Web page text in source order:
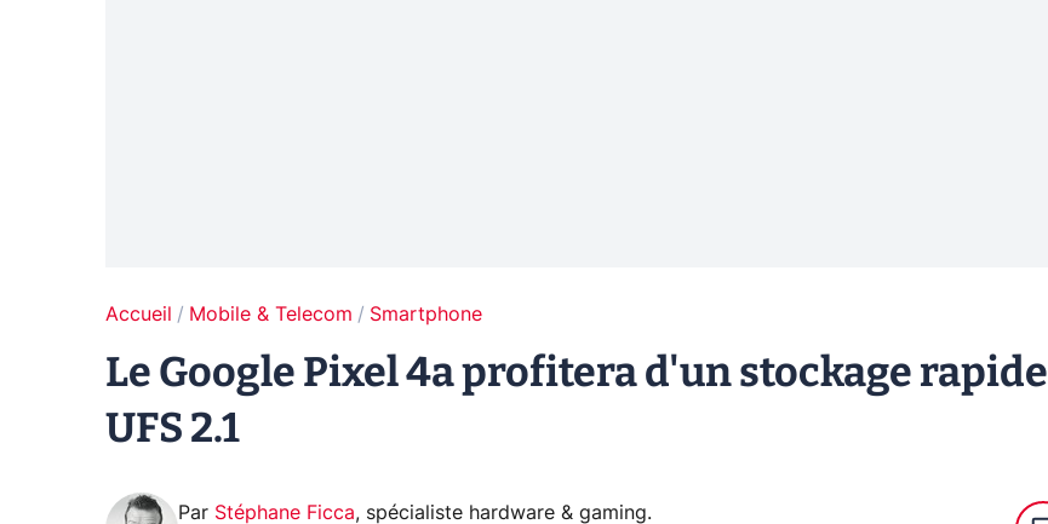
Accueil Mobile & Telecom Smartphone
Le Google Pixel 4a profitera d'un stockage rapide
UFS 2.1
Par Stéphane Ficca, spécialiste hardware & gaming.